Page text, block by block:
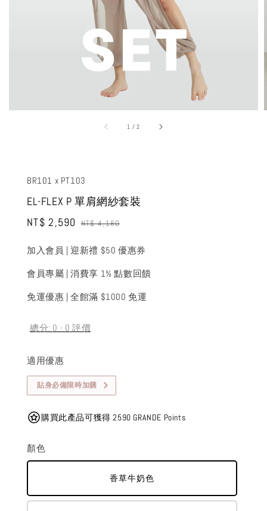
1 /2
BR101 x PT103
EL-FLEX P 單肩網紗套裝
Sale
NT$ 2,590 Regular
NT$ 4,180
加入會員 | 迎新禮 $50 優惠券
會員專屬 | 消費享 1% 點數回饋
免運優惠 | 全館滿 $1000 免運
總分: 0 - 0 評價
適用優惠
貼身必備限時加購
購買此產品可獲得 2590 GRANDE Points
顏色
香草牛奶色